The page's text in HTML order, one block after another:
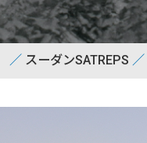
スーダンSATREPS